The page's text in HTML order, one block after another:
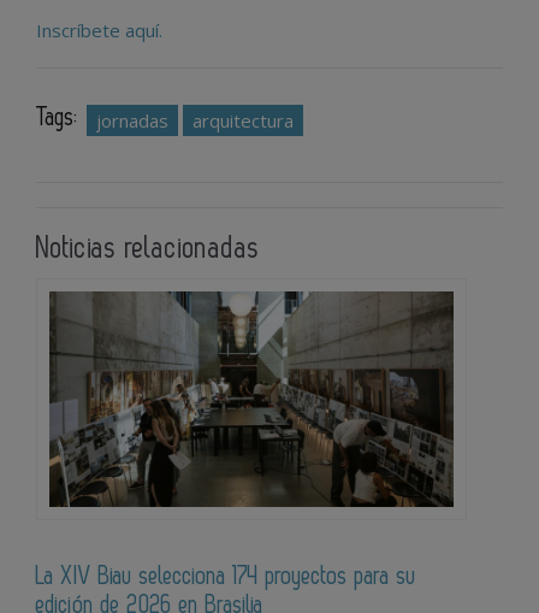
Inscríbete aquí.
Tags: jornadas arquitectura
Noticias relacionadas
La XIV Biau selecciona 174 proyectos para su
edición de 2026 en Brasilia